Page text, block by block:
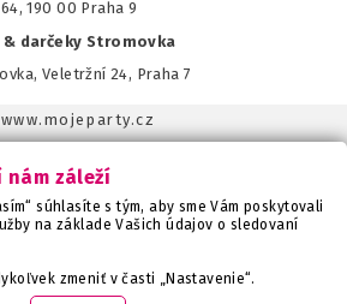
190 00 Praha 9
darčeky Stromovka
Veletržní 24, Praha 7
www.mojeparty.cz
nám záleží
súhlasíte s tým, aby sme Vám poskytovali
na základe Vašich údajov o sledovaní
zmeniť v časti „Nastavenie“.